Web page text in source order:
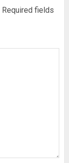
Required fields